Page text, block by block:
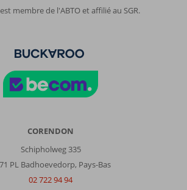
membre de l'ABTO et affilié au SGR.
CORENDON
Schipholweg 335
PL Badhoevedorp, Pays-Bas
02 722 94 94